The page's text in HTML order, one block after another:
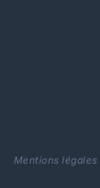
Mentions légales